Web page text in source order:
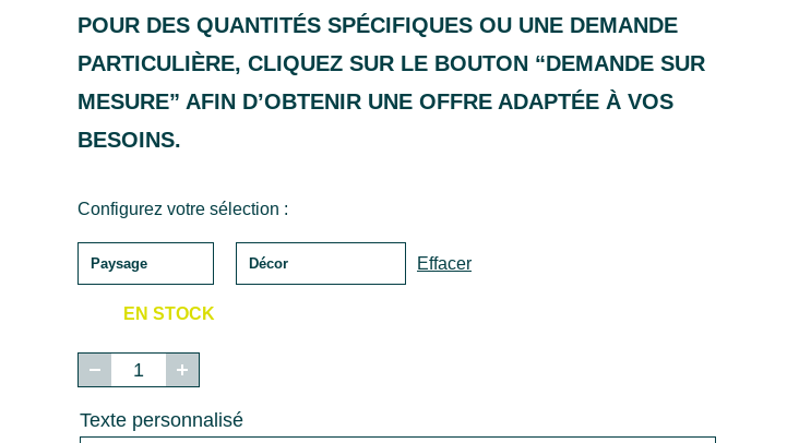
POUR DES QUANTITÉS SPÉCIFIQUES OU UNE DEMANDE
PARTICULIÈRE, CLIQUEZ SUR LE BOUTON “DEMANDE SUR
MESURE” AFIN D’OBTENIR UNE OFFRE ADAPTÉE À VOS
BESOINS.
Configurez votre sélection :
Effacer
EN STOCK
Texte personnalisé
quantité
de
Planche
apéro